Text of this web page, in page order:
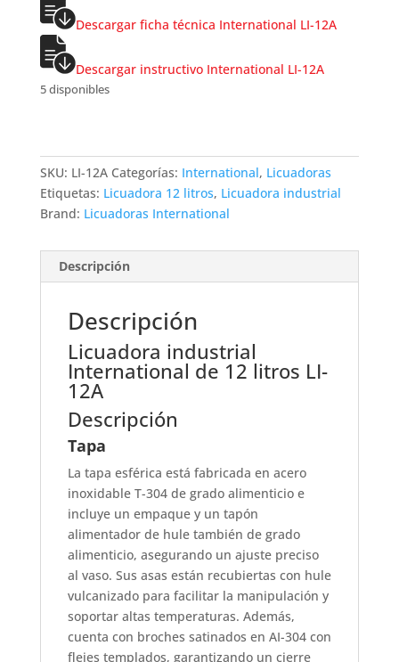
Descargar ficha técnica International LI-12A
Descargar instructivo International LI-12A
5 disponibles
SKU: LI-12A Categorías: International, Licuadoras
Etiquetas: Licuadora 12 litros, Licuadora industrial
Brand: Licuadoras International
Descripción
Descripción
Licuadora industrial
International de 12 litros LI-
12A
Descripción
Tapa
La tapa esférica está fabricada en acero
inoxidable T-304 de grado alimenticio e
incluye un empaque y un tapón
alimentador de hule también de grado
alimenticio, asegurando un ajuste preciso
al vaso. Sus asas están recubiertas con hule
vulcanizado para facilitar la manipulación y
soportar altas temperaturas. Además,
cuenta con broches satinados en AI-304 con
flejes templados, garantizando un cierre